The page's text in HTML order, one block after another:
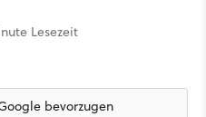
Lesezeit
bevorzugen